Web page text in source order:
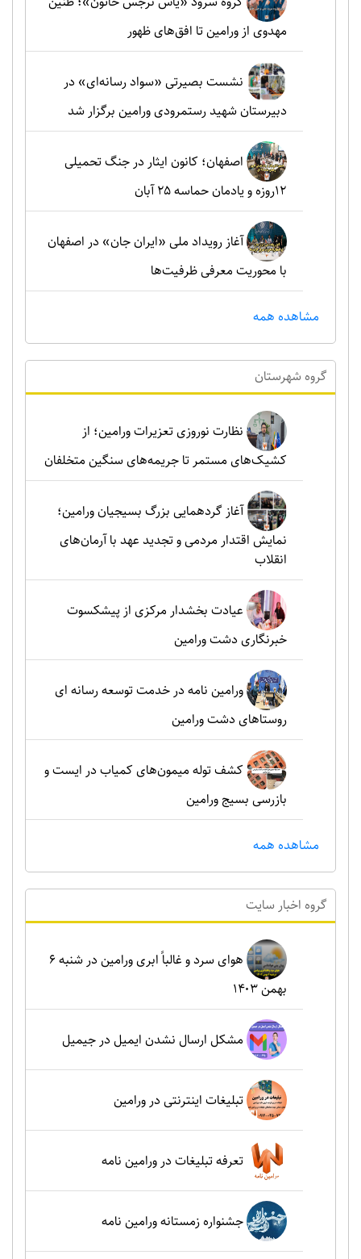
مهدوی از ورامین تا افق‌های ظهور
نشست بصیرتی «سواد رسانه‌ای» در
دبیرستان شهید رستمرودی ورامین برگزار شد
اصفهان؛ کانون ایثار در جنگ تحمیلی
۱۲روزه و یادمان حماسه ۲۵ آبان
آغاز رویداد ملی «ایران جان» در اصفهان
با محوریت معرفی ظرفیت‌ها
مشاهده همه
گروه شهرستان
نظارت نوروزی تعزیرات ورامین؛ از
کشیک‌های مستمر تا جریمه‌های سنگین متخلفان
آغاز گردهمایی بزرگ بسیجیان ورامین؛
نمایش اقتدار مردمی و تجدید عهد با آرمان‌های
انقلاب
عیادت بخشدار مرکزی از پیشکسوت
خبرنگاری دشت ورامین
ورامین نامه در خدمت توسعه رسانه ای
روستاهای دشت ورامین
کشف توله میمون‌های کمیاب در ایست و
بازرسی بسیج ورامین
مشاهده همه
گروه اخبار سايت
هوای سرد و غالباً ابری ورامین در شنبه ۶
بهمن ۱۴۰۳
مشکل ارسال نشدن ایمیل در جیمیل
تبلیغات اینترنتی در ورامین
تعرفه تبلیغات در ورامین نامه
جشنواره زمستانه ورامین نامه